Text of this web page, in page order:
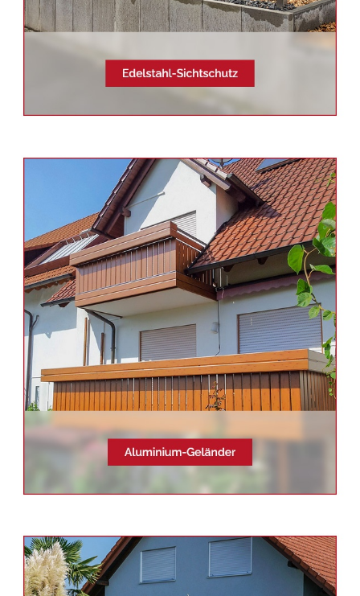
Siehe auch Balkonsanierung
Mühlhausen (Täle) -
Schmid &
Jakobs: ✓Edelstahl
Terrassendach, Aluminium
Geländerbau, Balkongeländer,
Sichtschutz